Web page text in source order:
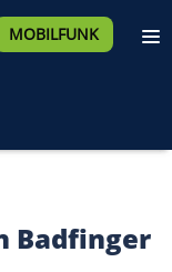
MOBILFUNK
Badfinger